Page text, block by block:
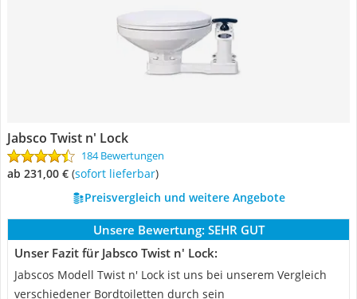
Jabsco Twist n' Lock
184 Bewertungen
ab 231,00 € ( Sofort lieferbar)
Preisvergleich und weitere Angebote
Unsere Bewertung: SEHR GUT
Unser Fazit für Jabsco Twist n' Lock:
Jabscos Modell Twist n' Lock ist uns bei unserem Vergleich
verschiedener Bordtoiletten durch sein